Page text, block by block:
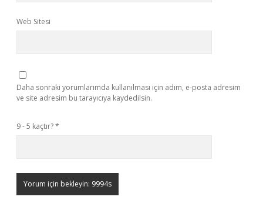
Web Sitesi
Daha sonraki yorumlarımda kullanılması için adım, e-posta adresim
ve site adresim bu tarayıcıya kaydedilsin.
9 - 5 kaçtır?*